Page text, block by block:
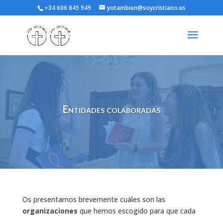
+34 606 845 949 yotambien@soycristiano.es
Entidades colaboradas
Os presentamos brevemente cuáles son las
organizaciones que hemos escogido para que cada